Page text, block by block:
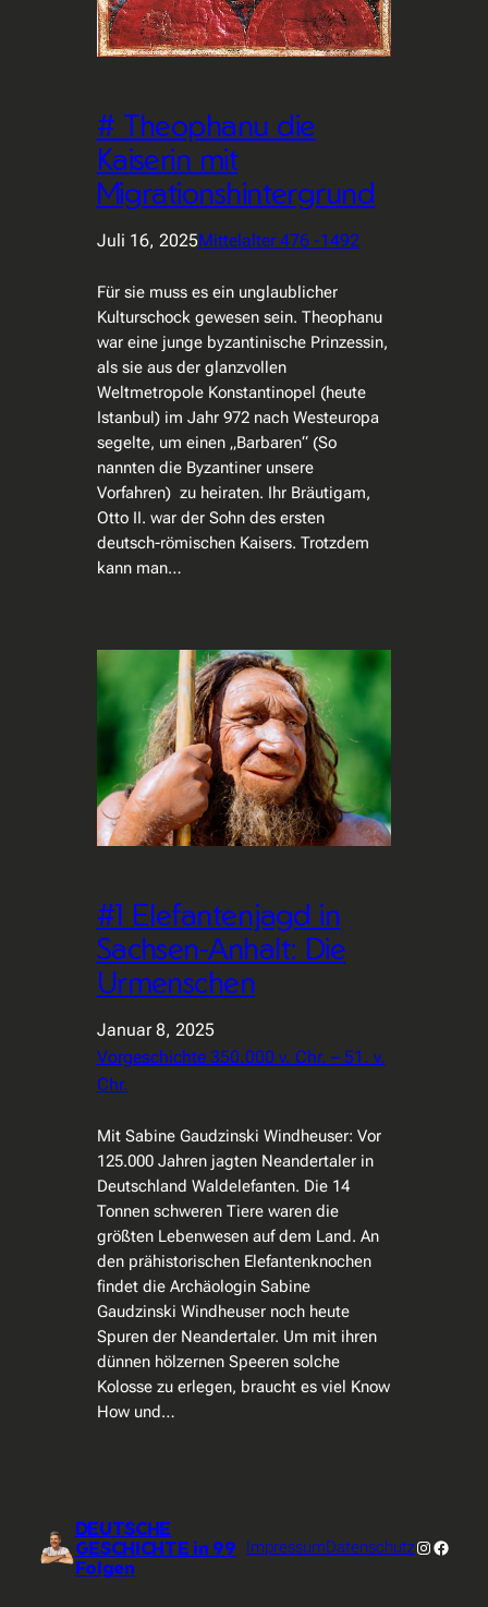
# Theophanu die
Kaiserin mit
Migrationshintergrund
Juli 16, 2025Mittelalter 476 -1492
Für sie muss es ein unglaublicher
Kulturschock gewesen sein. Theophanu
war eine junge byzantinische Prinzessin,
als sie aus der glanzvollen
Weltmetropole Konstantinopel (heute
Istanbul) im Jahr 972 nach Westeuropa
segelte, um einen „Barbaren“ (So
nannten die Byzantiner unsere
Vorfahren) zu heiraten. Ihr Bräutigam,
Otto II. war der Sohn des ersten
deutsch-römischen Kaisers. Trotzdem
kann man…
#1 Elefantenjagd in
Sachsen-Anhalt: Die
Urmenschen
Januar 8, 2025
Vorgeschichte 350.000 v. Chr. – 51. v.
Chr.
Mit Sabine Gaudzinski Windheuser: Vor
125.000 Jahren jagten Neandertaler in
Deutschland Waldelefanten. Die 14
Tonnen schweren Tiere waren die
größten Lebenwesen auf dem Land. An
den prähistorischen Elefantenknochen
findet die Archäologin Sabine
Gaudzinski Windheuser noch heute
Spuren der Neandertaler. Um mit ihren
dünnen hölzernen Speeren solche
Kolosse zu erlegen, braucht es viel Know
How und…
DEUTSCHE
GESCHICHTE in 99
Folgen
ImpressumDatenschutz